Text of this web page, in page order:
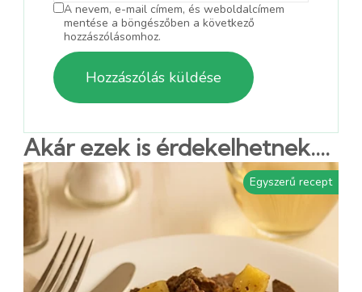
A nevem, e-mail címem, és weboldalcímem
mentése a böngészőben a következő
hozzászólásomhoz.
Akár ezek is érdekelhetnek....
Egyszerű recept